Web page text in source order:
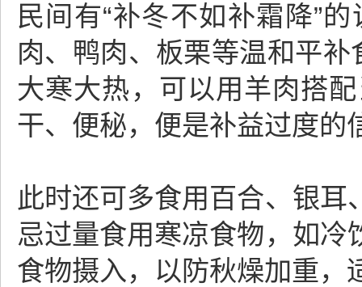
民间有“补冬不如补霜降”
肉、鸭肉、板栗等温和平补
大寒大热，可以用羊肉搭
干、便秘，便是补益过度的
此时还可多食用百合、银
忌过量食用寒凉食物，如冷
食物摄入，以防秋燥加重，